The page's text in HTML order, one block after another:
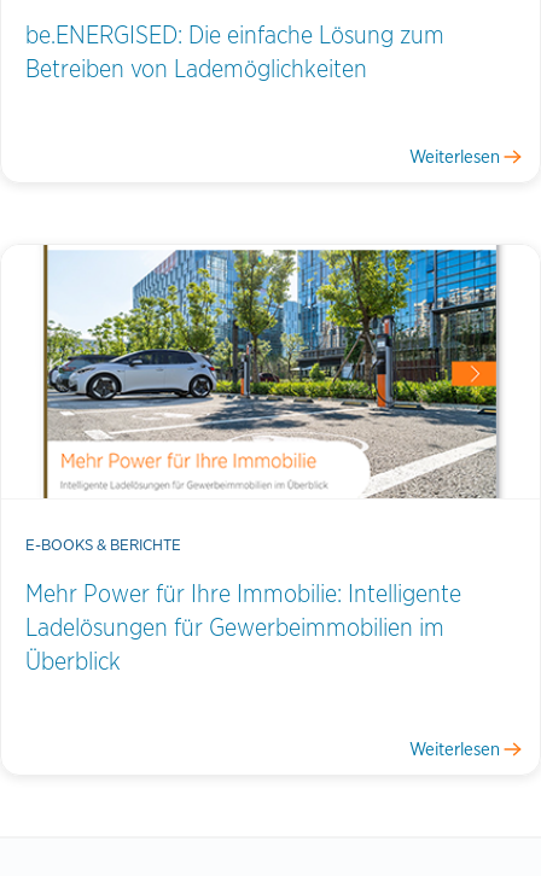
be.ENERGISED: Die einfache Lösung zum
Betreiben von Lademöglichkeiten
Weiterlesen
E-BOOKS & BERICHTE
Mehr Power für Ihre Immobilie: Intelligente
Ladelösungen für Gewerbeimmobilien im
Überblick
Weiterlesen